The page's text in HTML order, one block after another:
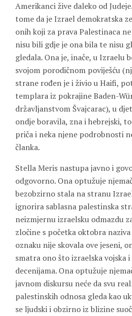
Amerikanci žive daleko od
tome da je Izrael demokratska
onih koji za prava Palestinaca
nisu bili gdje je ona bila te nisu
gledala. Ona je, inače, u Izraelu
svojom porodičnom poviješću
strane rođen je i živio u Haifi,
templara iz pokrajine Baden-
državljanstvom Švajcarac), u
ondje boravila, zna i hebrejski,
priča i neka njene podrobnosti
članka.
Stella Meris nastupa javno i
odgovorno. Ona optužuje
bezobzirno stala na stranu
ignorira sablasna palestinska
neizmjernu izraelsku odmazdu
zločine s početka oktobra
oznaku nije skovala ove jeseni,
smatra ono što izraelska vojska
decenijama. Ona optužuje
javnom diskursu neće da svu
palestinskih odnosa gleda kao
se ljudski i obzirno iz blizine